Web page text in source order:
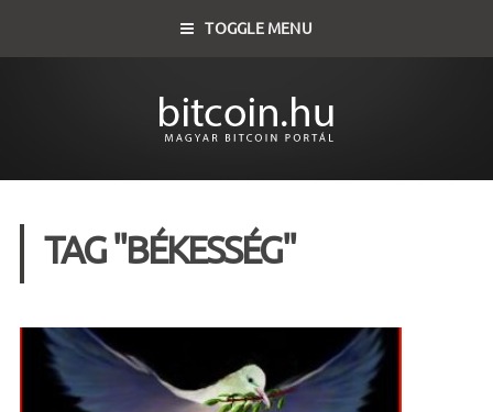
TOGGLE MENU
TAG "BÉKESSÉG"